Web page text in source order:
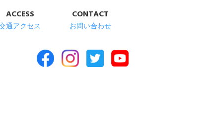
ACCESS
通アクセス
CONTACT
お問い合わせ
祉施設 清華苑